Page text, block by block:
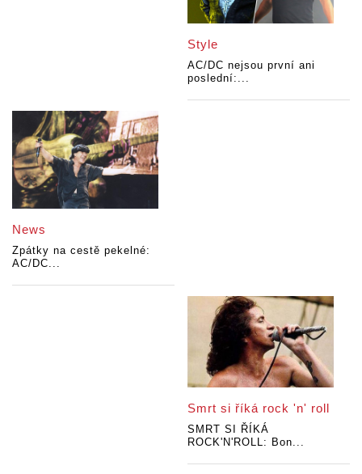
Style
AC/DC nejsou první ani
poslední:...
News
Zpátky na cestě pekelné:
AC/DC...
Smrt si říká rock 'n' roll
SMRT SI ŘÍKÁ
ROCK'N'ROLL: Bon...